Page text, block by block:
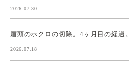
2026.07.30
眉頭のホクロの切除。4ヶ月目の経過。
2026.07.18